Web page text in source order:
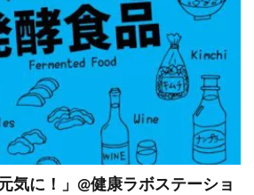
気に！」@健康ラボステーショ